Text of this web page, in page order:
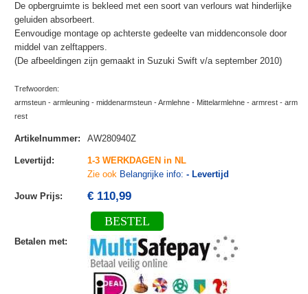
De opbergruimte is bekleed met een soort van verlours wat hinderlijke
geluiden absorbeert.
Eenvoudige montage op achterste gedeelte van middenconsole door
middel van zelftappers.
(De afbeeldingen zijn gemaakt in Suzuki Swift v/a september 2010)
Trefwoorden:
armsteun - armleuning - middenarmsteun - Armlehne - Mittelarmlehne - armrest - arm
rest
Artikelnummer: AW280940Z
Levertijd :
1-3 WERKDAGEN in NL
Zie ook Belangrijke info: - Levertijd
Jouw Prijs: € 110,99
BESTEL
Betalen met: